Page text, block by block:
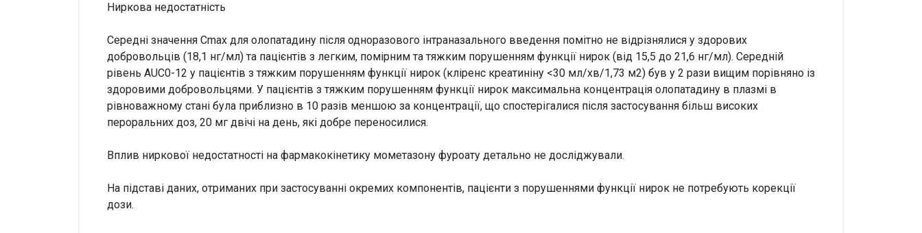
Ниркова недостатність
Середні значення Cmax для олопатадину після одноразового інтраназального введення помітно не відрізнялися у здорових
добровольців (18,1 нг/мл) та пацієнтів з легким, помірним та тяжким порушенням функції нирок (від 15,5 до 21,6 нг/мл). Середній
рівень AUC0-12 у пацієнтів з тяжким порушенням функції нирок (кліренс креатиніну <30 мл/хв/1,73 м2) був у 2 рази вищим порівняно із
здоровими добровольцями. У пацієнтів з тяжким порушенням функції нирок максимальна концентрація олопатадину в плазмі в
рівноважному стані була приблизно в 10 разів меншою за концентрації, що спостерігалися після застосування більш високих
пероральних доз, 20 мг двічі на день, які добре переносилися.
Вплив ниркової недостатності на фармакокінетику мометазону фуроату детально не досліджували.
На підставі даних, отриманих при застосуванні окремих компонентів, пацієнти з порушеннями функції нирок не потребують корекції
дози.